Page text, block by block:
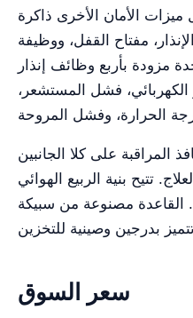
الأمان الأخرى ذاكرة
مفتاح القفل، ووظيفة
مزودة بأربع وظائف إنذار
الكهربائي، فشل المستشعر،
المراقبة على كلا الجانبين
تتيح بنية الربيع الهوائي
القاعدة مصنوعة من سبيكة
سعر السوق